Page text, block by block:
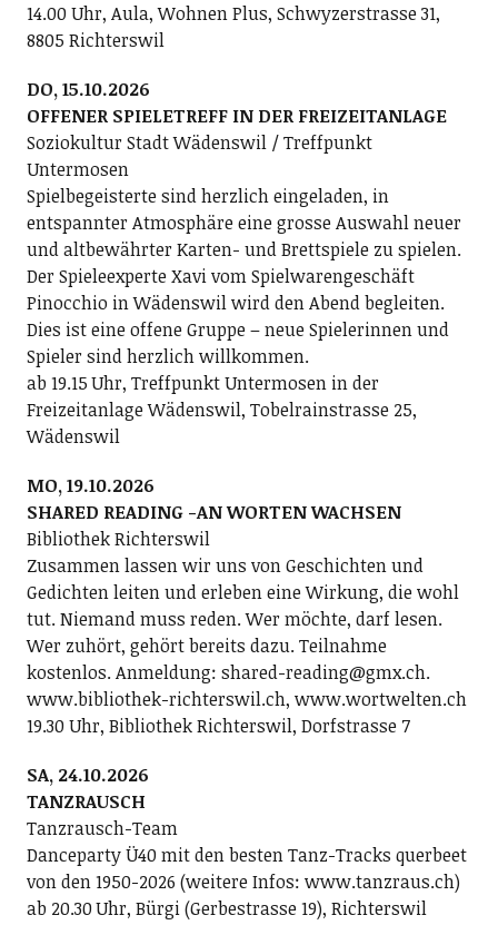
14.00 Uhr, Aula, Wohnen Plus, Schwyzerstrasse 31,
8805 Richterswil
DO, 15.10.2026
OFFENER SPIELETREFF IN DER FREIZEITANLAGE
Soziokultur Stadt Wädenswil / Treffpunkt
Untermosen
Spielbegeisterte sind herzlich eingeladen, in
entspannter Atmosphäre eine grosse Auswahl neuer
und altbewährter Karten- und Brettspiele zu spielen.
Der Spieleexperte Xavi vom Spielwarengeschäft
Pinocchio in Wädenswil wird den Abend begleiten.
Dies ist eine offene Gruppe – neue Spielerinnen und
Spieler sind herzlich willkommen.
ab 19.15 Uhr, Treffpunkt Untermosen in der
Freizeitanlage Wädenswil, Tobelrainstrasse 25,
Wädenswil
MO, 19.10.2026
SHARED READING -AN WORTEN WACHSEN
Bibliothek Richterswil
Zusammen lassen wir uns von Geschichten und
Gedichten leiten und erleben eine Wirkung, die wohl
tut. Niemand muss reden. Wer möchte, darf lesen.
Wer zuhört, gehört bereits dazu. Teilnahme
kostenlos. Anmeldung: shared-reading@gmx.ch.
www.bibliothek-richterswil.ch, www.wortwelten.ch
19.30 Uhr, Bibliothek Richterswil, Dorfstrasse 7
SA, 24.10.2026
TANZRAUSCH
Tanzrausch-Team
Danceparty Ü40 mit den besten Tanz-Tracks querbeet
von den 1950-2026 (weitere Infos: www.tanzraus.ch)
ab 20.30 Uhr, Bürgi (Gerbestrasse 19), Richterswil